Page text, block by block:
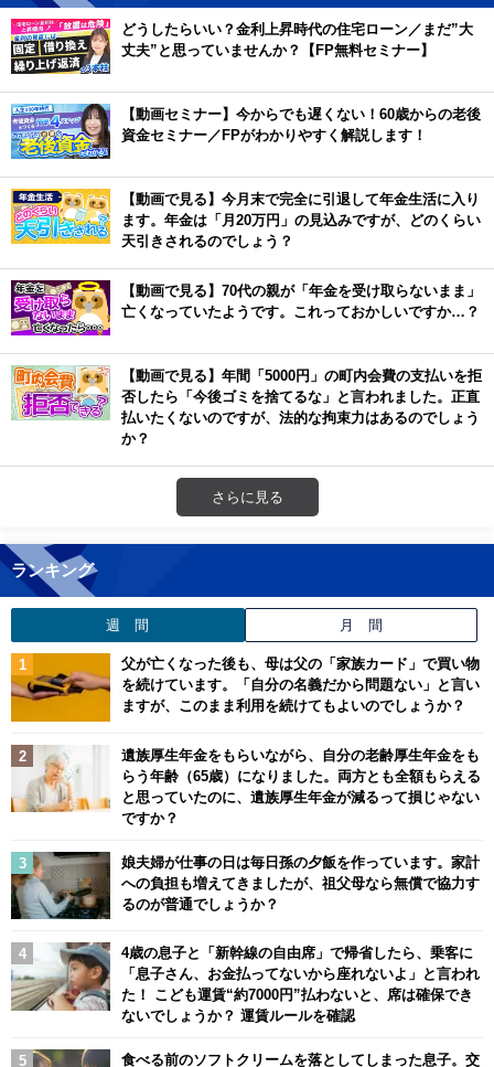
どうしたらいい？金利上昇時代の住宅ローン／まだ”大
丈夫”と思っていませんか？【FP無料セミナー】
【動画セミナー】今からでも遅くない！60歳からの老後
資金セミナー／FPがわかりやすく解説します！
【動画で見る】今月末で完全に引退して年金生活に入り
ます。年金は「月20万円」の見込みですが、どのくらい
天引きされるのでしょう？
【動画で見る】70代の親が「年金を受け取らないまま」
亡くなっていたようです。これっておかしいですか…？
【動画で見る】年間「5000円」の町内会費の支払いを拒
否したら「今後ゴミを捨てるな」と言われました。正直
払いたくないのですが、法的な拘束力はあるのでしょう
か？
さらに見る
ランキング
週 間 月 間
父が亡くなった後も、母は父の「家族カード」で買い物
を続けています。「自分の名義だから問題ない」と言い
ますが、このまま利用を続けてもよいのでしょうか？
遺族厚生年金をもらいながら、自分の老齢厚生年金をも
らう年齢（65歳）になりました。両方とも全額もらえる
と思っていたのに、遺族厚生年金が減るって損じゃない
ですか？
娘夫婦が仕事の日は毎日孫の夕飯を作っています。家計
への負担も増えてきましたが、祖父母なら無償で協力す
るのが普通でしょうか？
4歳の息子と「新幹線の自由席」で帰省したら、乗客に
「息子さん、お金払ってないから座れないよ」と言われ
た！ こども運賃“約7000円”払わないと、席は確保でき
ないでしょうか？ 運賃ルールを確認
食べる前のソフトクリームを落としてしまった息子。交